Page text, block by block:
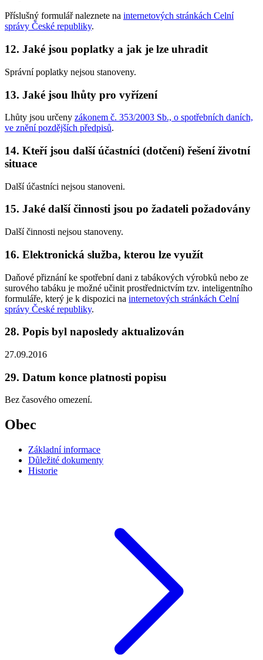
Příslušný formulář naleznete na internetových stránkách Celní
správy České republiky.
12. Jaké jsou poplatky a jak je lze uhradit
Správní poplatky nejsou stanoveny.
13. Jaké jsou lhůty pro vyřízení
Lhůty jsou určeny zákonem č. 353/2003 Sb., o spotřebních daních,
ve znění pozdějších předpisů.
14. Kteří jsou další účastníci (dotčení) řešení životní
situace
Další účastníci nejsou stanoveni.
15. Jaké další činnosti jsou po žadateli požadovány
Další činnosti nejsou stanoveny.
16. Elektronická služba, kterou lze využít
Daňové přiznání ke spotřební dani z tabákových výrobků nebo ze
surového tabáku je možné učinit prostřednictvím tzv. inteligentního
formuláře, který je k dispozici na internetových stránkách Celní
správy České republiky.
28. Popis byl naposledy aktualizován
27.09.2016
29. Datum konce platnosti popisu
Bez časového omezení.
Obec
Základní informace
Důležité dokumenty
Historie